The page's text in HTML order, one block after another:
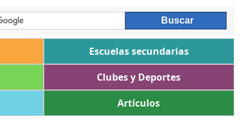
Escuelas secundarias
Clubes y Deportes
Artículos